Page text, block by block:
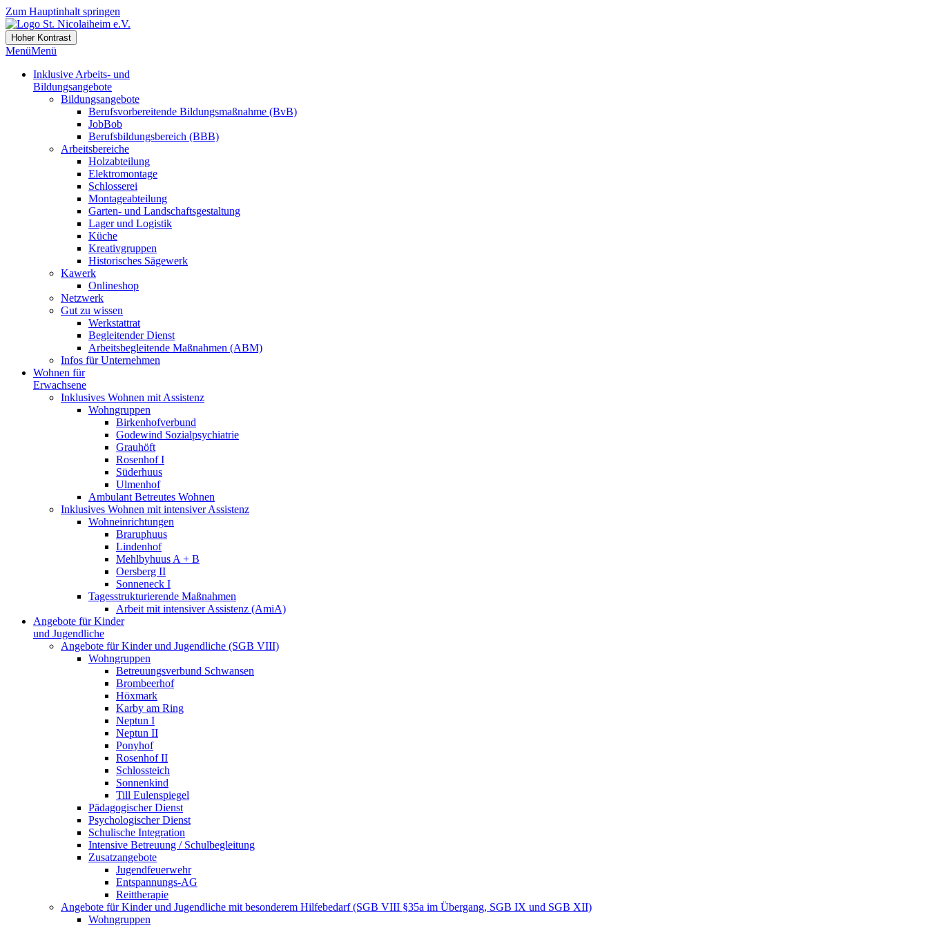
Zum Hauptinhalt springen
Hoher Kontrast
MenüMenü
Inklusive Arbeits- und
Bildungsangebote
Bildungsangebote
Berufsvorbereitende Bildungsmaßnahme (BvB)
JobBob
Berufsbildungsbereich (BBB)
Arbeitsbereiche
Holzabteilung
Elektromontage
Schlosserei
Montageabteilung
Garten- und Landschaftsgestaltung
Lager und Logistik
Küche
Kreativgruppen
Historisches Sägewerk
Kawerk
Onlineshop
Netzwerk
Gut zu wissen
Werkstattrat
Begleitender Dienst
Arbeitsbegleitende Maßnahmen (ABM)
Infos für Unternehmen
Wohnen für
Erwachsene
Inklusives Wohnen mit Assistenz
Wohngruppen
Birkenhofverbund
Godewind Sozialpsychiatrie
Grauhöft
Rosenhof I
Süderhuus
Ulmenhof
Ambulant Betreutes Wohnen
Inklusives Wohnen mit intensiver Assistenz
Wohneinrichtungen
Braruphuus
Lindenhof
Mehlbyhuus A + B
Oersberg II
Sonneneck I
Tagesstrukturierende Maßnahmen
Arbeit mit intensiver Assistenz (AmiA)
Angebote für Kinder
und Jugendliche
Angebote für Kinder und Jugendliche (SGB VIII)
Wohngruppen
Betreuungsverbund Schwansen
Brombeerhof
Höxmark
Karby am Ring
Neptun I
Neptun II
Ponyhof
Rosenhof II
Schlossteich
Sonnenkind
Till Eulenspiegel
Pädagogischer Dienst
Psychologischer Dienst
Schulische Integration
Intensive Betreuung / Schulbegleitung
Zusatzangebote
Jugendfeuerwehr
Entspannungs-AG
Reittherapie
Angebote für Kinder und Jugendliche mit besonderem Hilfebedarf (SGB VIII §35a im Übergang, SGB IX und SGB XII)
Wohngruppen